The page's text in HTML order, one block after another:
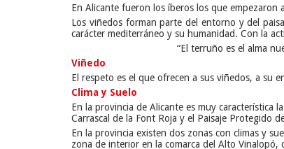
En Alicante fueron los íberos los que
Los viñedos forman parte del entorno y del
carácter mediterráneo y su humanidad. Con la
“El terruño es el alma
Viñedo
El respeto es el que ofrecen a sus viñedos, a su
Clima y Suelo
En la provincia de Alicante es muy característica
Carrascal de la Font Roja y el Paisaje Protegido
En la provincia existen dos zonas con climas y
zona de interior en la comarca del Alto